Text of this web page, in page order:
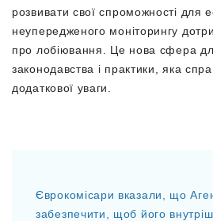
розвивати свої спроможності для
неупередженого моніторингу
про лобіювання. Це нова сфера
законодавства і практики, яка
додаткової уваги.
Єврокомісари вказали, що
забезпечити, щоб його